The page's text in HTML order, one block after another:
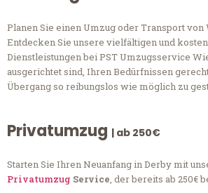
Planen Sie einen Umzug oder Transport von
Entdecken Sie unsere vielfältigen und
Dienstleistungen bei PST Umzugsservice
ausgerichtet sind, Ihren Bedürfnissen
Übergang so reibungslos wie möglich zu
Privatumzug | ab 250€
Starten Sie Ihren Neuanfang in Derby mit
Privatumzug Service, der bereits ab 250€